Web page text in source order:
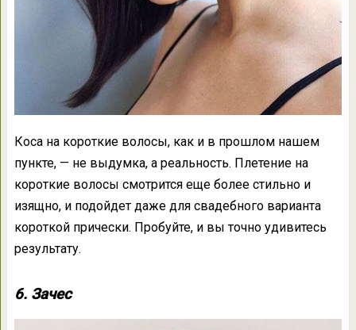
Коса на короткие волосы, как и в прошлом нашем
пункте, — не выдумка, а реальность. Плетение на
короткие волосы смотрится еще более стильно и
изящно, и подойдет даже для свадебного варианта
короткой прически. Пробуйте, и вы точно удивитесь
результату.
6. Зачес